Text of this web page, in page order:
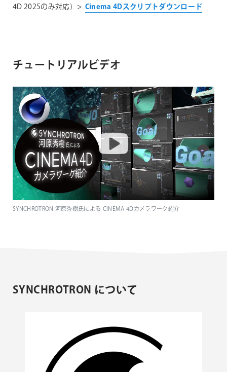
4D 2025のみ対応）> Cinema 4Dスクリプトダウンロード
チュートリアルビデオ
SYNCHROTRON 河原秀樹氏による CINEMA 4Dカメラワーク紹介
SYNCHROTRON について